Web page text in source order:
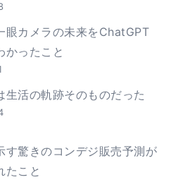
眼カメラの未来をChatGPT
かったこと
生活の軌跡そのものだった
す驚きのコンデジ販売予測が
たこと